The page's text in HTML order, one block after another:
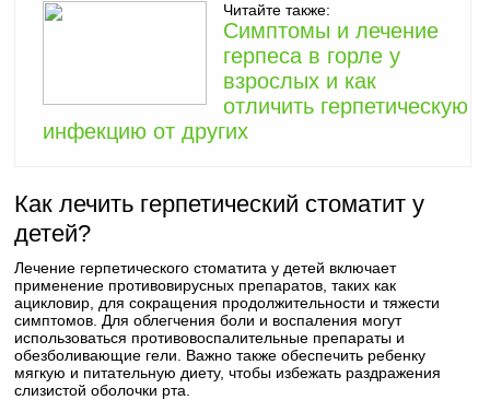
Читайте также:
Симптомы и лечение
герпеса в горле у
взрослых и как
отличить герпетическую
инфекцию от других
Как лечить герпетический стоматит у
детей?
Лечение герпетического стоматита у детей включает
применение противовирусных препаратов, таких как
ацикловир, для сокращения продолжительности и тяжести
симптомов. Для облегчения боли и воспаления могут
использоваться противовоспалительные препараты и
обезболивающие гели. Важно также обеспечить ребенку
мягкую и питательную диету, чтобы избежать раздражения
слизистой оболочки рта.